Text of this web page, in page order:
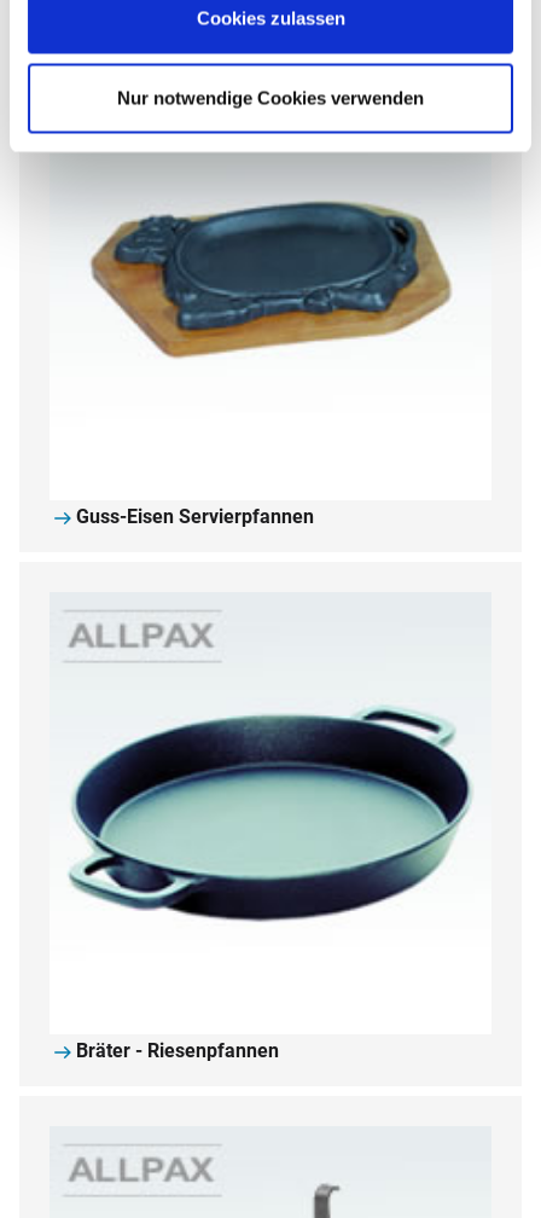
Cookies zulassen
Nur notwendige Cookies verwenden
Guss-Eisen Servierpfannen
Bräter - Riesenpfannen